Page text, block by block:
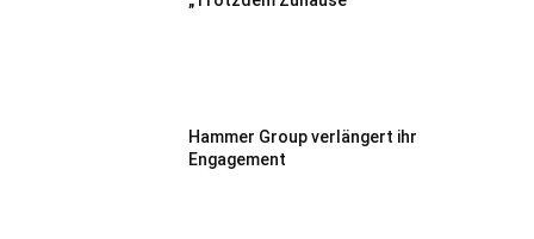
Hammer Group verlängert ihr
Engagement